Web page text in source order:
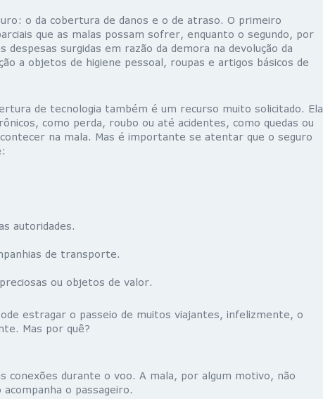
o da cobertura de danos e o de atraso. O primeiro
que as malas possam sofrer, enquanto o segundo, por
despesas surgidas em razão da demora na devolução da
a objetos de higiene pessoal, roupas e artigos básicos de
de tecnologia também é um recurso muito solicitado. Ela
como perda, roubo ou até acidentes, como quedas ou
na mala. Mas é importante se atentar que o seguro
autoridades.
de transporte.
ou objetos de valor.
estragar o passeio de muitos viajantes, infelizmente, o
Mas por quê?
conexões durante o voo. A mala, por algum motivo, não
o passageiro.